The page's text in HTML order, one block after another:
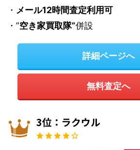
・ メール12時間査定利用可
・”空き家買取隊”併設
詳細ページへ
無料査定へ
3位：ラクウル